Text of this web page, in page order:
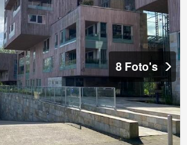
8 Foto's